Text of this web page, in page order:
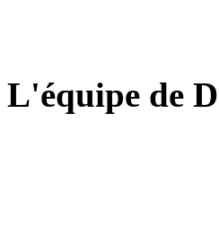
L'équipe de